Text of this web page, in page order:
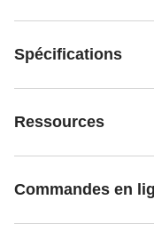
Spécifications
Ressources
Commandes en